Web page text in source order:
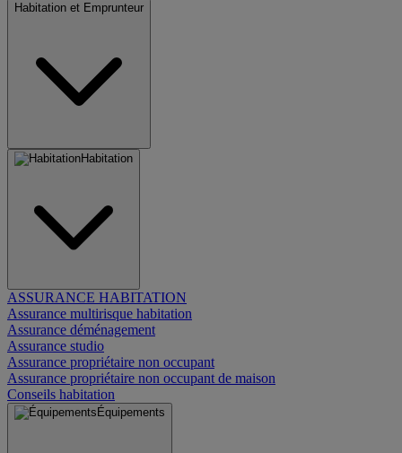
Habitation et Emprunteur
Habitation
ASSURANCE HABITATION
Assurance multirisque habitation
Assurance déménagement
Assurance studio
Assurance propriétaire non occupant
Assurance propriétaire non occupant de maison
Conseils habitation
Équipements